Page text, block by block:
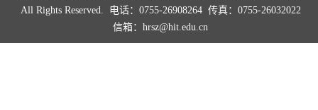
All Rights Reserved. 电话：0755-26908264 传真：0755-26032022
信箱：hrsz@hit.edu.cn